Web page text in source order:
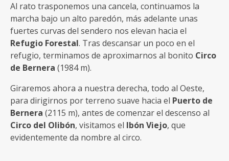
Al rato trasponemos una cancela, continuamos la
marcha bajo un alto paredón, más adelante unas
fuertes curvas del sendero nos elevan hacia el
Refugio Forestal. Tras descansar un poco en el
refugio, terminamos de aproximarnos al bonito Circo
de Bernera (1984 m).
Giraremos ahora a nuestra derecha, todo al Oeste,
para dirigirnos por terreno suave hacia el Puerto de
Bernera (2115 m), antes de comenzar el descenso al
Circo del Olibón, visitamos el Ibón Viejo, que
evidentemente da nombre al circo.